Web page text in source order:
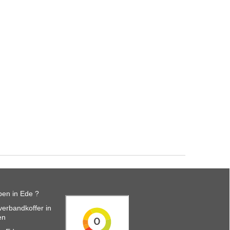
in Ede ?
in